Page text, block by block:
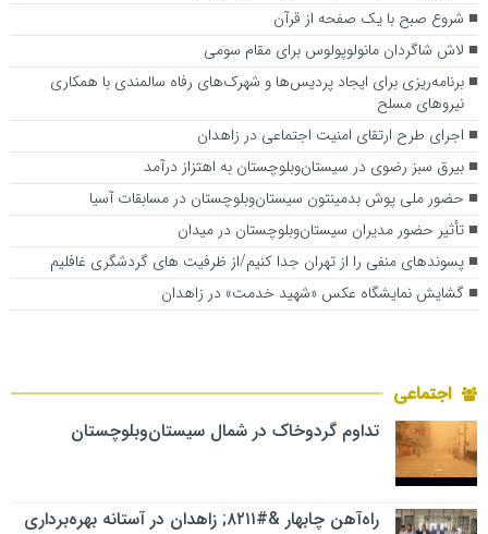
شروع صبح با یک صفحه از قرآن
لاش شاگردان مانولوپولوس برای مقام سومی
برنامه‌ریزی برای ایجاد پردیس‌ها و شهرک‌های رفاه سالمندی با همکاری
نیروهای مسلح
اجرای طرح ارتقای امنیت اجتماعی در زاهدان
بیرق سبز رضوی در سیستا‌ن‌وبلوچستان به اهتزاز درآمد
حضور ملی پوش بدمینتون‌ سیستان‌وبلوچستان در مسابقات آسیا
تأثیر حضور مدیران سیستان‌وبلوچستان در میدان
پسوندهای منفی را از تهران جدا کنیم/از ظرفیت های گردشگری غافلیم
گشایش نمایشگاه عکس «شهید خدمت» در زاهدان
اجتماعی
تداوم گردوخاک در شمال سیستان‌وبلوچستان
راه‌آهن چابهار &#۸۲۱۱; زاهدان در آستانه بهره‌برداری